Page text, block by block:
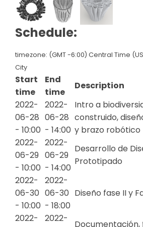
Schedule:
timezone: (GMT -6:00) Central Time
City
Start
time
End
time
Description
2022-
06-28
- 10:00
2022-
06-28
- 14:00
Intro a
construido,
y brazo robótico
2022-
06-29
- 10:00
2022-
06-29
- 14:00
Desarrollo de
Prototipado
2022-
06-30
- 10:00
2022-
06-30
- 18:00
Diseño fase II y
2022-
2022-